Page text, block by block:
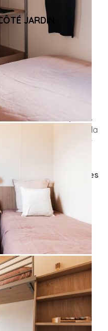
JARDIN
est un
une surface de40 m².
renforcée 4
toute l’année.
est une
ouverte sur le côté jardin.
la terrasse intime, et la
ensemble pensé pour
par ses
2 salles
attenante à la
chambre mezzanine
accompagnons à